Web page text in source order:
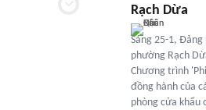
Rạch Dừa
Sáng 25-1,
phường Rạch
Chương trình
đồng hành của
phòng cửa khẩu